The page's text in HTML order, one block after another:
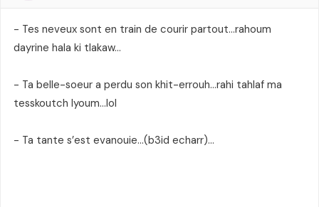
- Tes neveux sont en train de courir partout…rahoum
dayrine hala ki tlakaw…
- Ta belle-soeur a perdu son khit-errouh…rahi tahlaf ma
tesskoutch lyoum…lol
- Ta tante s’est evanouie…(b3id echarr)…